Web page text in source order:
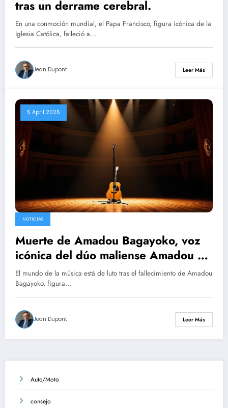
tras un derrame cerebral.
En una conmoción mundial, el Papa Francisco, figura icónica de la
Iglesia Católica, falleció a…
Jean Dupont Leer Más
5 April 2025
NOTICIAS
Muerte de Amadou Bagayoko, voz
icónica del dúo maliense Amadou y
Mariam
El mundo de la música está de luto tras el fallecimiento de Amadou
Bagayoko, figura…
Jean Dupont Leer Más
Auto/Moto
consejo